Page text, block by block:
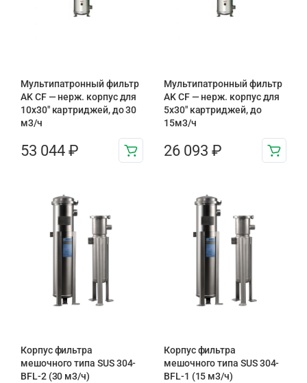
Мультипатронный фильтр
AK CF — нерж. корпус для
10х30″ картриджей, до 30
м3/ч
53 044 ₽
Мультипатронный фильтр
AK CF — нерж. корпус для
5х30″ картриджей, до
15м3/ч
26 093 ₽
Корпус фильтра
мешочного типа SUS 304-
BFL-2 (30 м3/ч)
Корпус фильтра
мешочного типа SUS 304-
BFL-1 (15 м3/ч)